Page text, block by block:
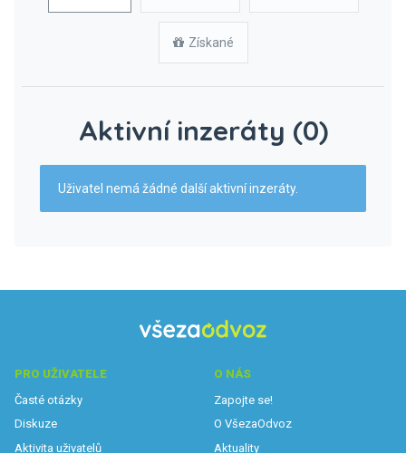
Získané
Aktivní inzeráty (0)
Uživatel nemá žádné další aktivní inzeráty.
PRO UŽIVATELE
Časté otázky
Diskuze
Aktivita uživatelů
O NÁS
Zapojte se!
O VšezaOdvoz
Aktuality